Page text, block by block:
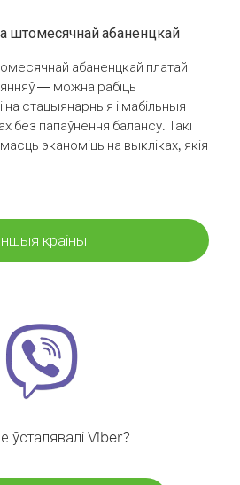
штомесячнай абаненцкай
абаненцкай платай
— можна рабіць
на стацыянарныя і мабільныя
без папаўнення балансу. Такі
эканоміць на выкліках, якія
краіны
ўсталявалі Viber?